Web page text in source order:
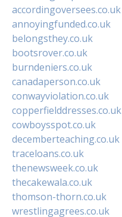
accordingoversees.co.uk
annoyingfunded.co.uk
belongsthey.co.uk
bootsrover.co.uk
burndeniers.co.uk
canadaperson.co.uk
conwayviolation.co.uk
copperfielddresses.co.uk
cowboysspot.co.uk
decemberteaching.co.uk
traceloans.co.uk
thenewsweek.co.uk
thecakewala.co.uk
thomson-thorn.co.uk
wrestlingagrees.co.uk